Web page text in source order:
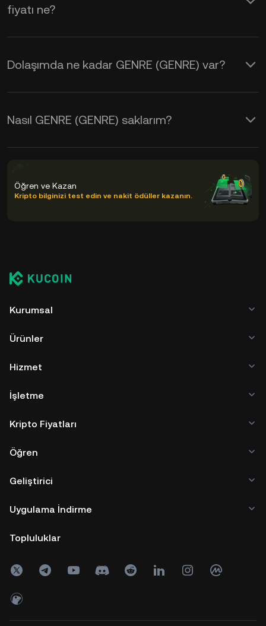
fiyatı ne?
Dolaşımda ne kadar GENRE (GENRE) var?
Nasıl GENRE (GENRE) saklarım?
Öğren ve Kazan
Kripto bilginizi test edin ve nakit ödüller kazanın.
Kurumsal
Ürünler
Hizmet
İşletme
Kripto Fiyatları
Öğren
Geliştirici
Uygulama İndirme
Topluluklar